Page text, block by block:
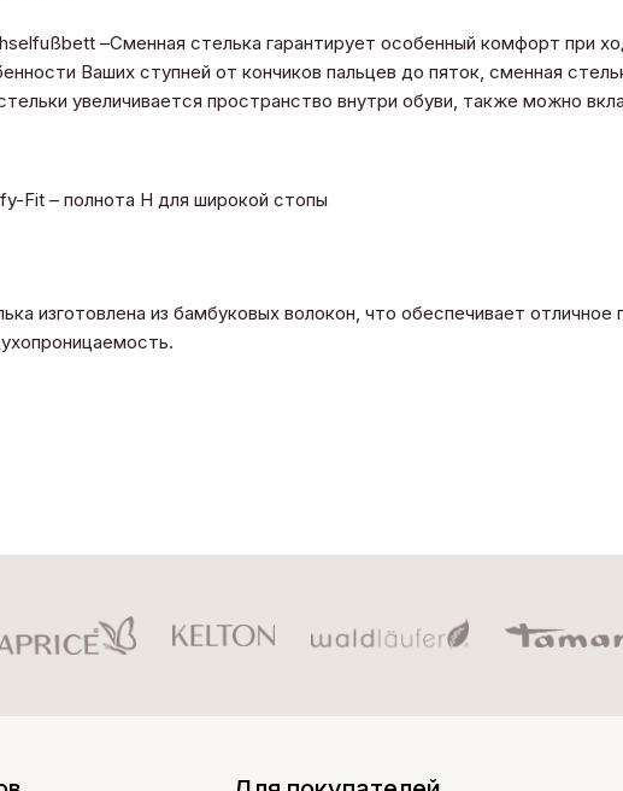
–Сменная стелька гарантирует особенный комфорт при
Ваших ступней от кончиков пальцев до пяток, сменная
увеличивается пространство внутри обуви, также можно
Fit – полнота H для широкой стопы
изготовлена из бамбуковых волокон, что обеспечивает отличное